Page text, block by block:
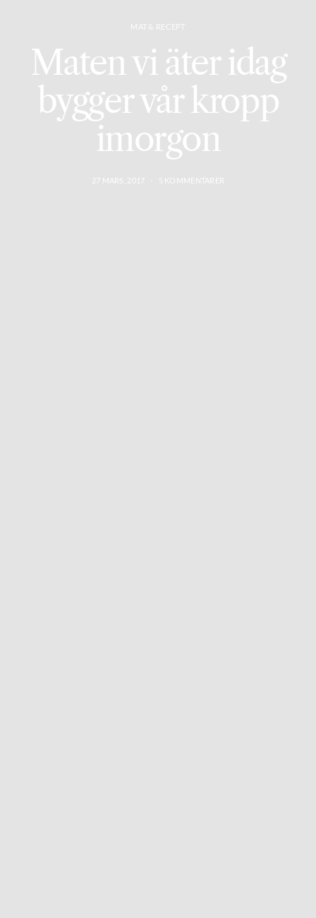
MAT & RECEPT
Maten vi äter idag
bygger vår kropp
imorgon
27 MARS, 2017 5 KOMMENTARER